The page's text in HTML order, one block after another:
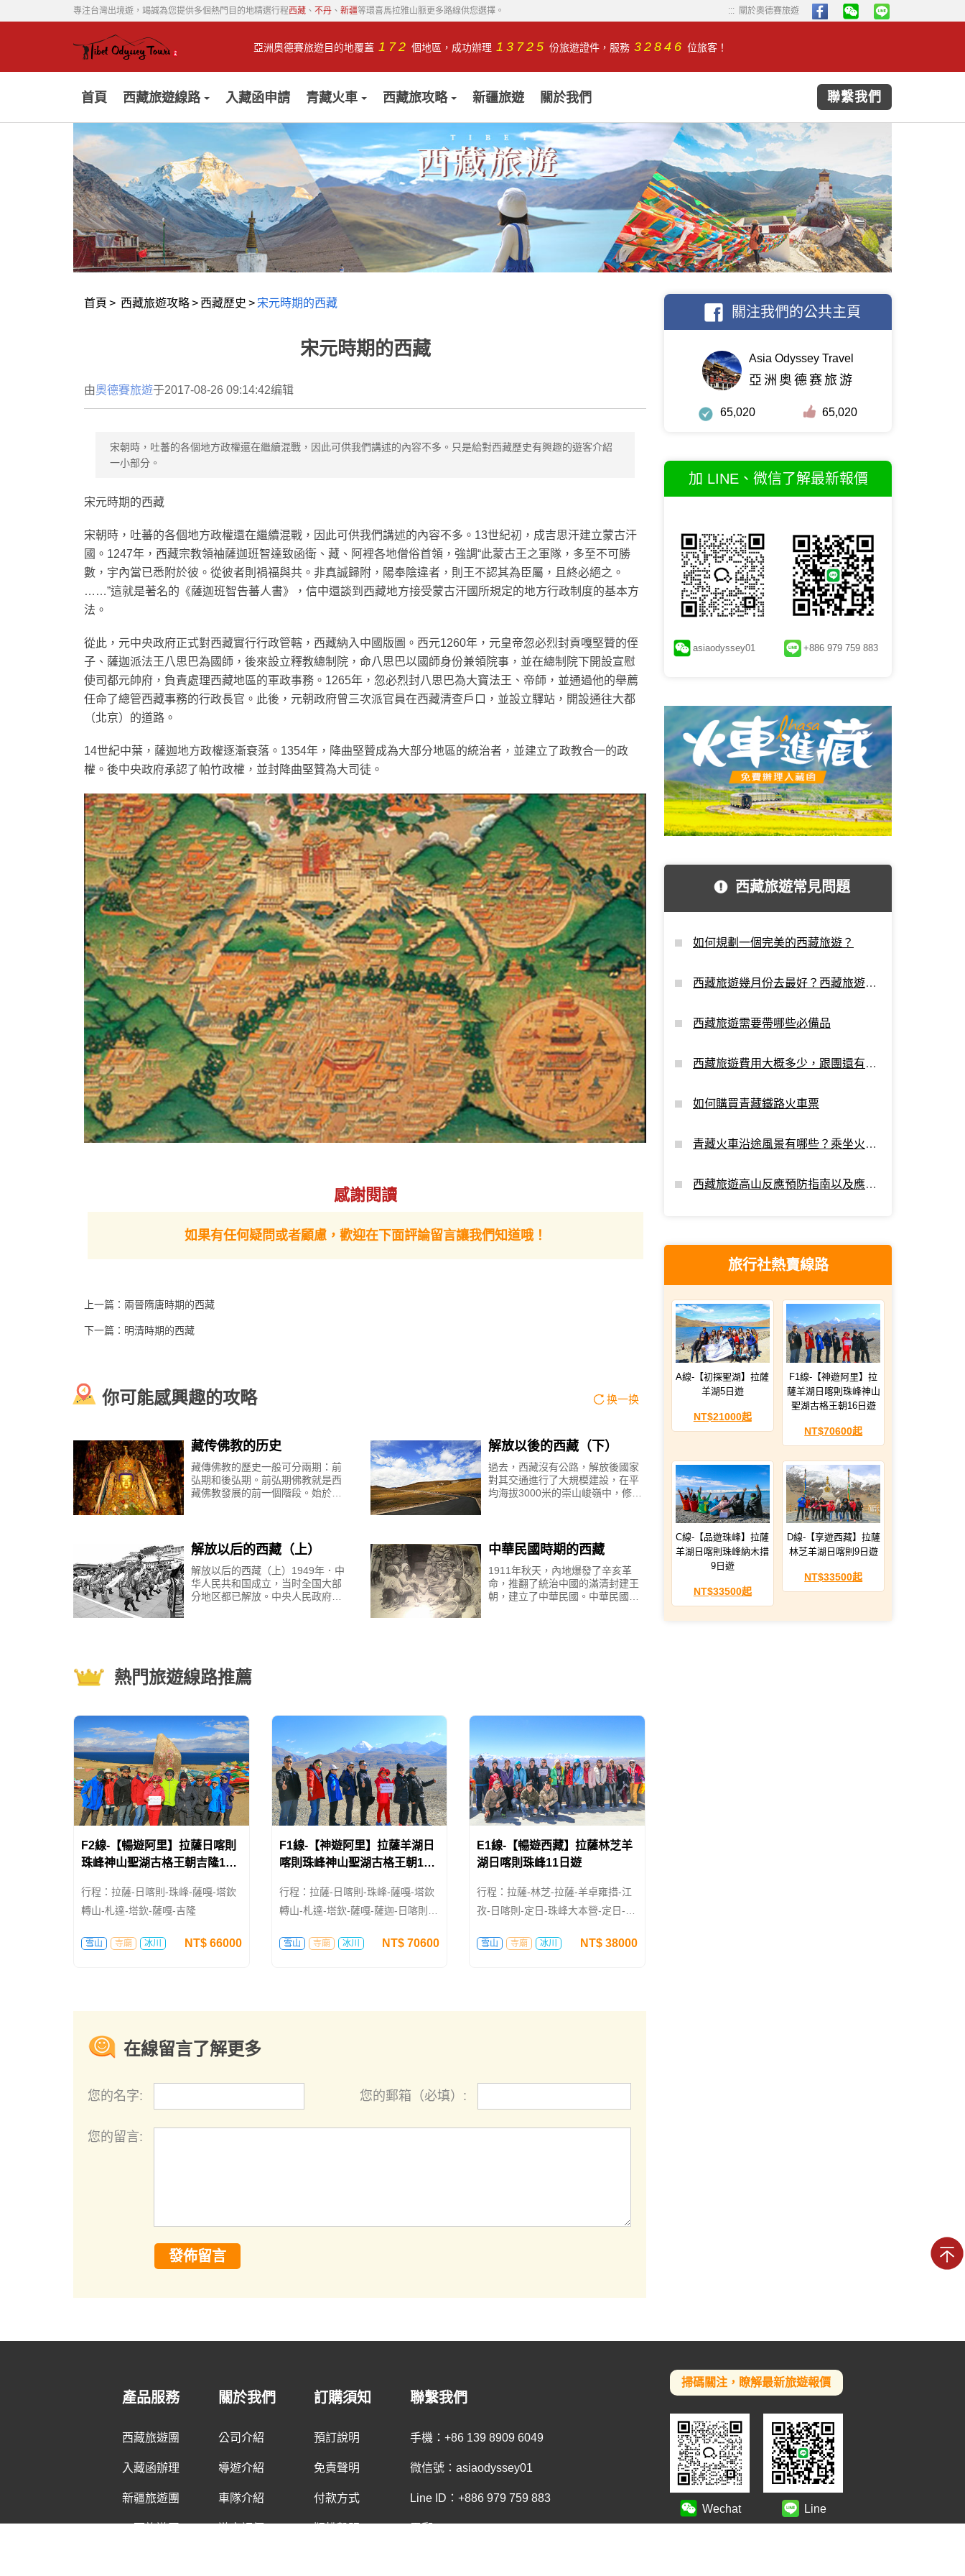
專注台灣出境遊，竭誠為您提供多個熱門目的地精選行程西藏 、 不丹 、 新疆等環喜馬拉雅山脈更多路線供您選擇。 ...
... 關於奧德賽旅遊
亞洲奧德賽旅遊目的地覆蓋 172 個地區，成功辦理 13725 份旅遊證件，服務 32846 位旅客！
首頁 西藏旅遊線路 入藏函申請 青藏火車 西藏旅攻略 新疆旅遊 關於我們 聯繫我們
首頁 > 西藏旅遊攻略> 西藏歷史 > 宋元時期的西藏
宋元時期的西藏
由奧德賽旅遊于2017-08-26 09:14:42编辑
宋朝時，吐蕃的各個地方政權還在繼續混戰，因此可供我們講述的內容不多。只是給對西藏歷史有興趣的遊客介紹
一小部分。
宋元時期的西藏
宋朝時，吐蕃的各個地方政權還在繼續混戰，因此可供我們講述的內容不多。13世紀初，成吉思汗建立蒙古汗
國。1247年，西藏宗教領袖薩迦班智達致函衛、藏、阿裡各地僧俗首領，強調“此蒙古王之軍隊，多至不可勝
數，宇內當已悉附於彼。從彼者則禍福與共。非真誠歸附，陽奉陰違者，則王不認其為臣屬，且終必絕之。
……”這就是著名的《薩迦班智告蕃人書》，信中還談到西藏地方接受蒙古汗國所規定的地方行政制度的基本方
法。
從此，元中央政府正式對西藏實行行政管轄，西藏納入中國版圖。西元1260年，元皇帝忽必烈封貢嘎堅贊的侄
子、薩迦派法王八思巴為國師，後來設立釋教總制院，命八思巴以國師身份兼領院事，並在總制院下開設宣慰
使司都元帥府，負責處理西藏地區的軍政事務。1265年，忽必烈封八思巴為大寶法王、帝師，並通過他的舉薦
任命了總管西藏事務的行政長官。此後，元朝政府曾三次派官員在西藏清查戶口，並設立驛站，開設通往大都
（北京）的道路。
14世紀中葉，薩迦地方政權逐漸衰落。1354年，降曲堅贊成為大部分地區的統治者，並建立了政教合一的政
權。後中央政府承認了帕竹政權，並封降曲堅贊為大司徒。
感謝閱讀
如果有任何疑問或者顧慮，歡迎在下面評論留言讓我們知道哦！
上一篇： 兩晉隋唐時期的西藏
下一篇： 明清時期的西藏
你可能感興趣的攻略 换一换
藏传佛教的历史
藏傳佛教的歷史一般可分兩期：前
弘期和後弘期。前弘期佛教就是西
藏佛教發展的前一個階段。始於松
解放以後的西藏（下）
過去，西藏沒有公路，解放後國家
對其交通進行了大規模建設，在平
均海拔3000米的崇山峻嶺中，修建
解放以后的西藏（上）
解放以后的西藏（上）1949年．中
华人民共和国成立，当时全国大部
分地区都已解放。中央人民政府根
中華民國時期的西藏
1911年秋天，內地爆發了辛亥革
命，推翻了統治中國的滿清封建王
朝，建立了中華民國。中華民國成
熱門旅遊線路推薦
F2線-【暢遊阿里】拉薩日喀則
珠峰神山聖湖古格王朝吉隆13
行程：拉薩-日喀則-珠峰-薩嘎-塔欽
轉山-札達-塔欽-薩嘎-吉隆
雪山 寺廟 冰川 NT$66000
F1線-【神遊阿里】拉薩羊湖日
喀則珠峰神山聖湖古格王朝16
行程：拉薩-日喀則-珠峰-薩嘎-塔欽
轉山-札達-塔欽-薩嘎-薩迦-日喀則-
雪山 寺廟 冰川 NT$ 70600
E1線-【暢遊西藏】拉薩林芝羊
湖日喀則珠峰11日遊
行程：拉薩-林芝-拉薩-羊卓雍措-江
孜-日喀則-定日-珠峰大本營-定日-日
雪山 寺廟 冰川 NT$ 38000
在線留言了解更多
您的名字: 您的郵箱（必填）:
您的留言:
發佈留言
關注我們的公共主頁
Asia Odyssey Travel
亞洲奥德赛旅游
65,020 65,020
加 LINE、微信了解最新報價
asiaodyssey01 +886 979 759 883
西藏旅遊常見問題
如何規劃一個完美的西藏旅遊？
西藏旅遊幾月份去最好？西藏旅遊最
西藏旅遊需要帶哪些必備品
西藏旅遊費用大概多少，跟團還有額
如何購買青藏鐵路火車票
青藏火車沿途風景有哪些？乘坐火車
西藏旅遊高山反應預防指南以及應對
旅行社熱賣線路
A線-【初探聖湖】拉薩
羊湖5日遊
NT$21000起
F1線-【神遊阿里】拉
薩羊湖日喀則珠峰神山
聖湖古格王朝16日遊
NT$70600起
C線-【品遊珠峰】拉薩
羊湖日喀則珠峰納木措
9日遊
NT$33500起
D線-【享遊西藏】拉薩
林芝羊湖日喀則9日遊
NT$33500起
產品服務
西藏旅遊團
入藏函辦理
新疆旅遊團
關於我們
公司介紹
導遊介紹
車隊介紹
訂購須知
預訂說明
免責聲明
付款方式
聯繫我們
手機：+86 139 8909 6049
微信號：asiaodyssey01
Line ID：+886 979 759 883
掃碼關注，瞭解最新旅遊報價
Wechat Line